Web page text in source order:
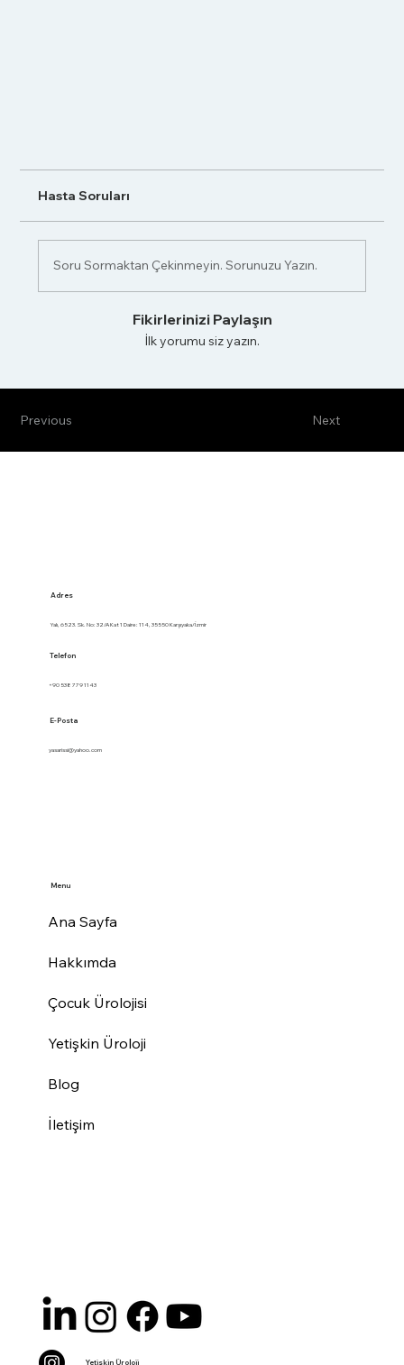
Next
Previous
Hasta Soruları
Soru Sormaktan Çekinmeyin. Sorunuzu Yazın.
Fikirlerinizi Paylaşın
İlk yorumu siz yazın.
Adres
Yalı, 6523. Sk. No: 32/A Kat 1 Daire: 114, 35550 Karşıyaka/İzmir
Telefon
+90 538 779 1143
E-Posta
yasarissi@yahoo.com
Yetişkin Üroloji
Menu
Ana Sayfa
Hakkımda
Çocuk Ürolojisi
Yetişkin Üroloji
Blog
İletişim